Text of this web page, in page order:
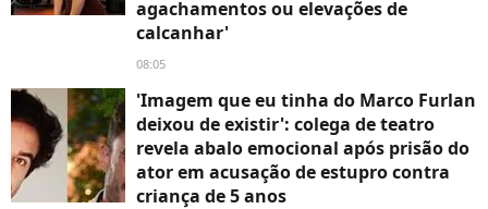
agachamentos ou elevações de
calcanhar'
08:05
'Imagem que eu tinha do Marco Furlan
deixou de existir': colega de teatro
revela abalo emocional após prisão do
ator em acusação de estupro contra
criança de 5 anos